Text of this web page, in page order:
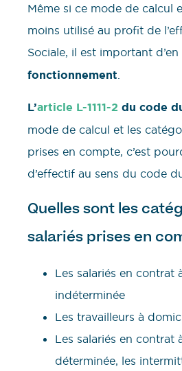
Même si ce mode de calcul
moins utilisé au profit de
Sociale, il est important
fonctionnement.
L’article L-1111-2 du code
mode de calcul et les
prises en compte, c’est
d’effectif au sens du code
Quelles sont les
salariés prises en
Les salariés en contrat
indéterminée
Les travailleurs à
Les salariés en contrat
déterminée, les